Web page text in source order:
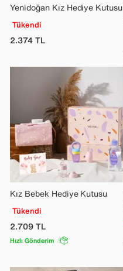
Yenidoğan Kız Hediye Kutusu
Tükendi
2.374TL
Kız Bebek Hediye Kutusu
Tükendi
2.709TL
Hızlı Gönderim